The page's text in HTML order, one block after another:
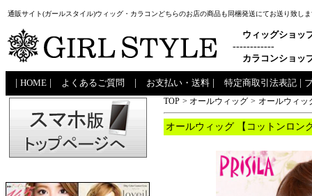
通販サイト(ガールスタイル)ウィッグ・カラコンどちらのお店の商品も同梱発送にてお送り致し
ウィッグショッ
------------
カラコンショッ
HOME よくあるご質問 お支払い・送料 特定商取引法表記
TOP > オールウィッグ > オールウィッ
オールウィッグ 【コットンロン